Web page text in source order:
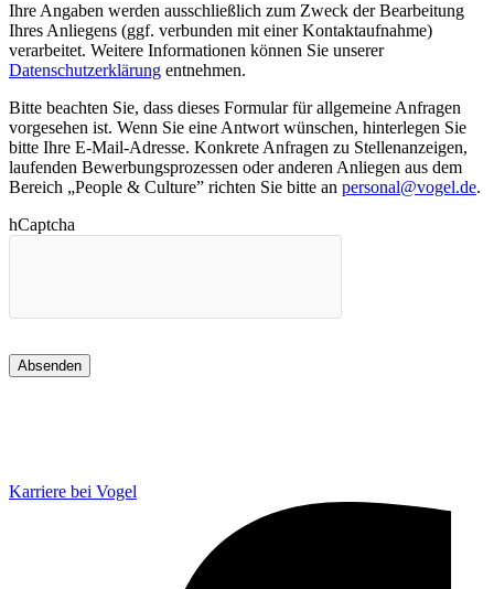
Ihre Angaben werden ausschließlich zum Zweck der Bearbeitung
Ihres Anliegens (ggf. verbunden mit einer Kontaktaufnahme)
verarbeitet. Weitere Informationen können Sie unserer
Datenschutzerklärung entnehmen.
Bitte beachten Sie, dass dieses Formular für allgemeine Anfragen
vorgesehen ist. Wenn Sie eine Antwort wünschen, hinterlegen Sie
bitte Ihre E-Mail-Adresse. Konkrete Anfragen zu Stellenanzeigen,
laufenden Bewerbungsprozessen oder anderen Anliegen aus dem
Bereich „People & Culture” richten Sie bitte an personal@vogel.de.
hCaptcha
Absenden
Karriere bei Vogel